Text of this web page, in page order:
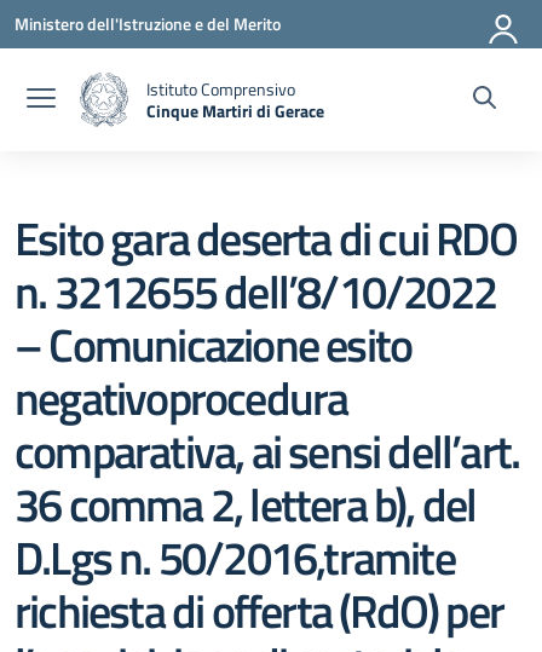
Vai ai contenuti
Vai al menu di navigazione
Vai al footer
Ministero dell'Istruzione e del Merito
Istituto Comprensivo
Cinque Martiri di Gerace
Esito gara deserta di cui RDO
n. 3212655 dell’8/10/2022
– Comunicazione esito
negativoprocedura
comparativa, ai sensi dell’art.
36 comma 2, lettera b), del
D.Lgs n. 50/2016,tramite
richiesta di offerta (RdO) per